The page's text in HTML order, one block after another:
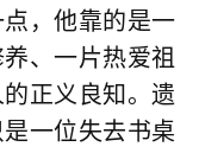
，他靠的是一
、一片热爱祖
正义良知。遗
一位失去书桌